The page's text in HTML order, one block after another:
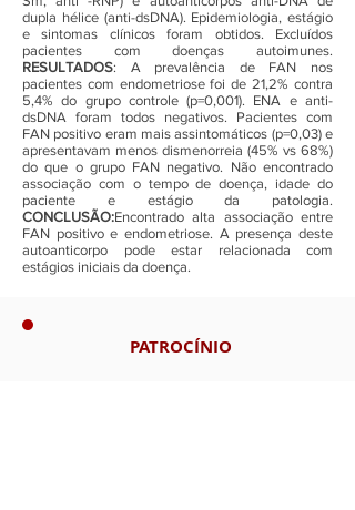
dupla hélice (anti-dsDNA). Epidemiologia, estágio
e sintomas clínicos foram obtidos. Excluídos
pacientes com doenças autoimunes.
RESULTADOS: A prevalência de FAN nos
pacientes com endometriose foi de 21,2% contra
5,4% do grupo controle (p=0,001). ENA e anti-
dsDNA foram todos negativos. Pacientes com
FAN positivo eram mais assintomáticos (p=0,03) e
apresentavam menos dismenorreia (45% vs 68%)
do que o grupo FAN negativo. Não encontrado
associação com o tempo de doença, idade do
paciente e estágio da patologia.
CONCLUSÃO:Encontrado alta associação entre
FAN positivo e endometriose. A presença deste
autoanticorpo pode estar relacionada com
estágios iniciais da doença.
PATROCÍNIO